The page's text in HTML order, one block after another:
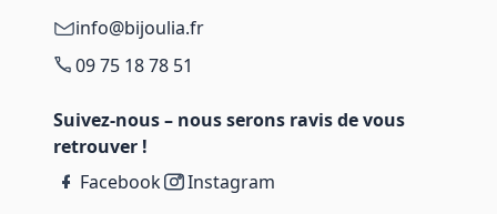
info@bijoulia.fr
09 75 18 78 51
Suivez-nous – nous serons ravis de vous
retrouver !
Facebook
Instagram